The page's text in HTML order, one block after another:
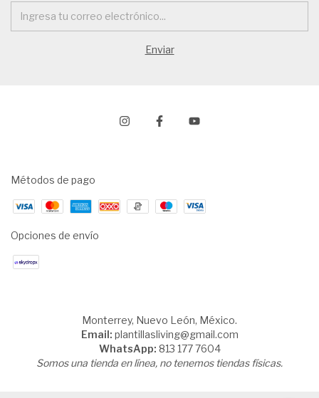
Métodos de pago
Opciones de envío
Monterrey, Nuevo León, México.
Email: plantillasliving@gmail.com
WhatsApp: 813 177 7604
Somos una tienda en línea, no tenemos tiendas físicas.